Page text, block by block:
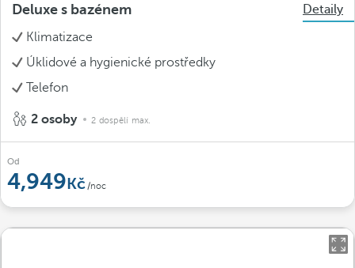
Deluxe s bazénem
Detaily
Klimatizace
Úklidové a hygienické prostředky
Telefon
2 osoby 2 dospělí max.
Od
4,949 /noc